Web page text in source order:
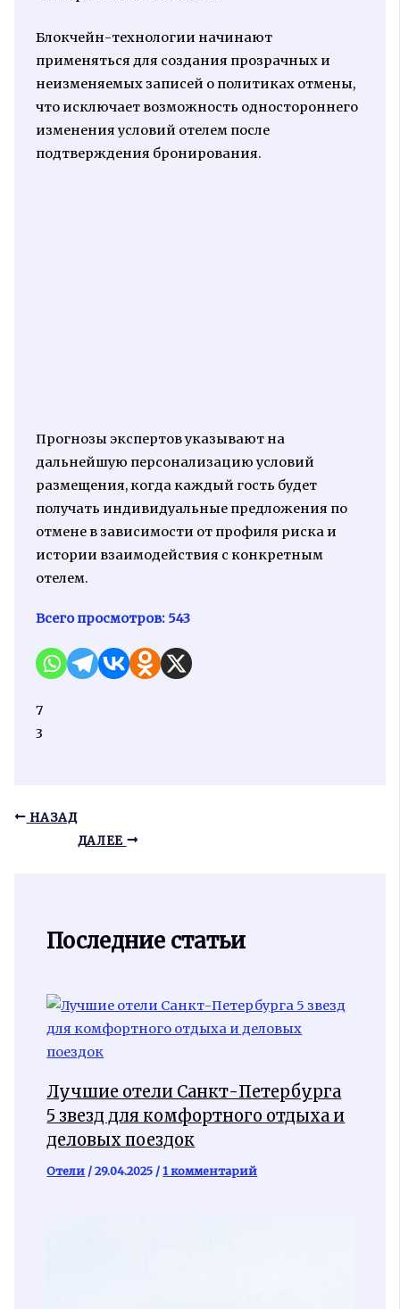
Блокчейн-технологии начинают
применяться для создания прозрачных и
неизменяемых записей о политиках отмены,
что исключает возможность одностороннего
изменения условий отелем после
подтверждения бронирования.
Прогнозы экспертов указывают на
дальнейшую персонализацию условий
размещения, когда каждый гость будет
получать индивидуальные предложения по
отмене в зависимости от профиля риска и
истории взаимодействия с конкретным
отелем.
Всего просмотров: 543
7
3
НАЗАД
ДАЛЕЕ
Последние статьи
Лучшие отели Санкт-Петербурга
5 звезд для комфортного отдыха и
деловых поездок
Отели /29.04.2025 /1 комментарий